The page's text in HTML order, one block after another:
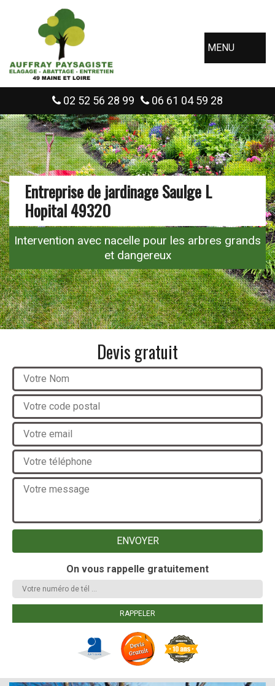
MENU
02 52 56 28 99 06 61 04 59 28
Entreprise de jardinage Saulge L
Hopital 49320
Intervention avec nacelle pour les arbres grands
et dangereux
Devis gratuit
On vous rappelle gratuitement